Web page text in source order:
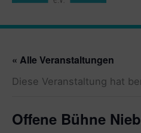
« Alle Veranstaltungen
Diese Veranstaltung hat
Offene Bühne